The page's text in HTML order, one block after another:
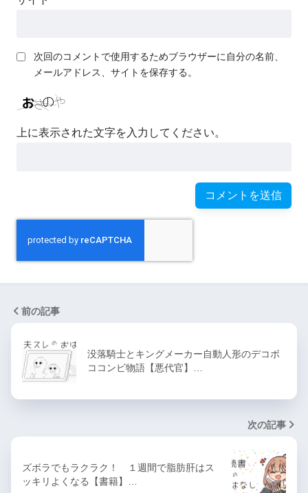
次回のコメントで使用するためブラウザーに自分の名前、
メールアドレス、サイトを保存する。
上に表示された文字を入力してください。
前の記事
没落騎士とキングメーカー自動人形のデコボ
ココンビ物語【悪代官】…
次の記事
ズボラでもラクラク！ １週間で脂肪肝はス
ッキリよくなる【書籍】…